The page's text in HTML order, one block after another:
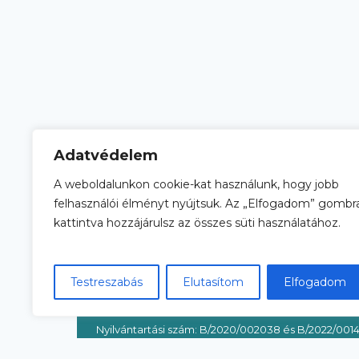
Adatvédelem
A weboldalunkon cookie-kat használunk, hogy jobb
felhasználói élményt nyújtsuk. Az „Elfogadom”
kattintva hozzájárulsz az összes süti használatához.
Testreszabás Elutasítom Elfogadom
Adatkezelési tájékoztató
Általános Szerződési Feltételek
© 2026 esef.hu
Nyilvántartási szám: B/2020/002038 és B/2022/